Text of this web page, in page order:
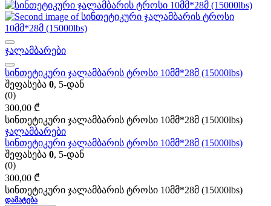
ჯალამბარები
სინთეტიკური ჯალამბარის ტროსი 10მმ*28მ (15000lbs)
შეფასება 0, 5-დან
(0)
300,00 ₾
სინთეტიკური ჯალამბარის ტროსი 10მმ*28მ (15000lbs)
ჯალამბარები
სინთეტიკური ჯალამბარის ტროსი 10მმ*28მ (15000lbs)
შეფასება 0, 5-დან
(0)
300,00 ₾
სინთეტიკური ჯალამბარის ტროსი 10მმ*28მ (15000lbs)
ᲓᲐᲛᲐᲢᲔᲑᲐ